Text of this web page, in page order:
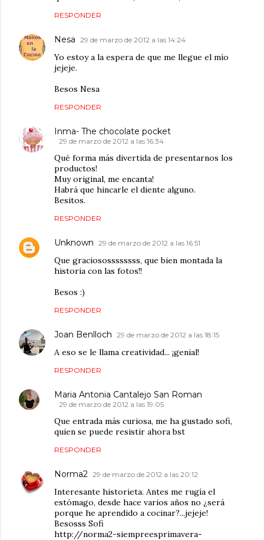
RESPONDER
Nesa 29 de marzo de 2012 a las 14:24
Yo estoy a la espera de que me llegue el mío
jejeje.
Besos Nesa
RESPONDER
Inma- The chocolate pocket
29 de marzo de 2012 a las 16:34
Qué forma más divertida de presentarnos los
productos!
Muy original, me encanta!
Habrá que hincarle el diente alguno.
Besitos.
RESPONDER
Unknown 29 de marzo de 2012 a las 16:51
Que graciosossssssss, que bien montada la
historia con las fotos!!
Besos :)
RESPONDER
Joan Benlloch 29 de marzo de 2012 a las 18:15
A eso se le llama creatividad... ¡genial!
RESPONDER
Maria Antonia Cantalejo San Roman
29 de marzo de 2012 a las 19:05
Que entrada más curiosa, me ha gustado sofi,
quien se puede resistir ahora bst
RESPONDER
Norma2 29 de marzo de 2012 a las 20:12
Interesante historieta. Antes me rugía el
estómago, desde hace varios años no ¿será
porque he aprendido a cocinar?...jejeje!
Besosss Sofi
http://norma2-siempreesprimavera-